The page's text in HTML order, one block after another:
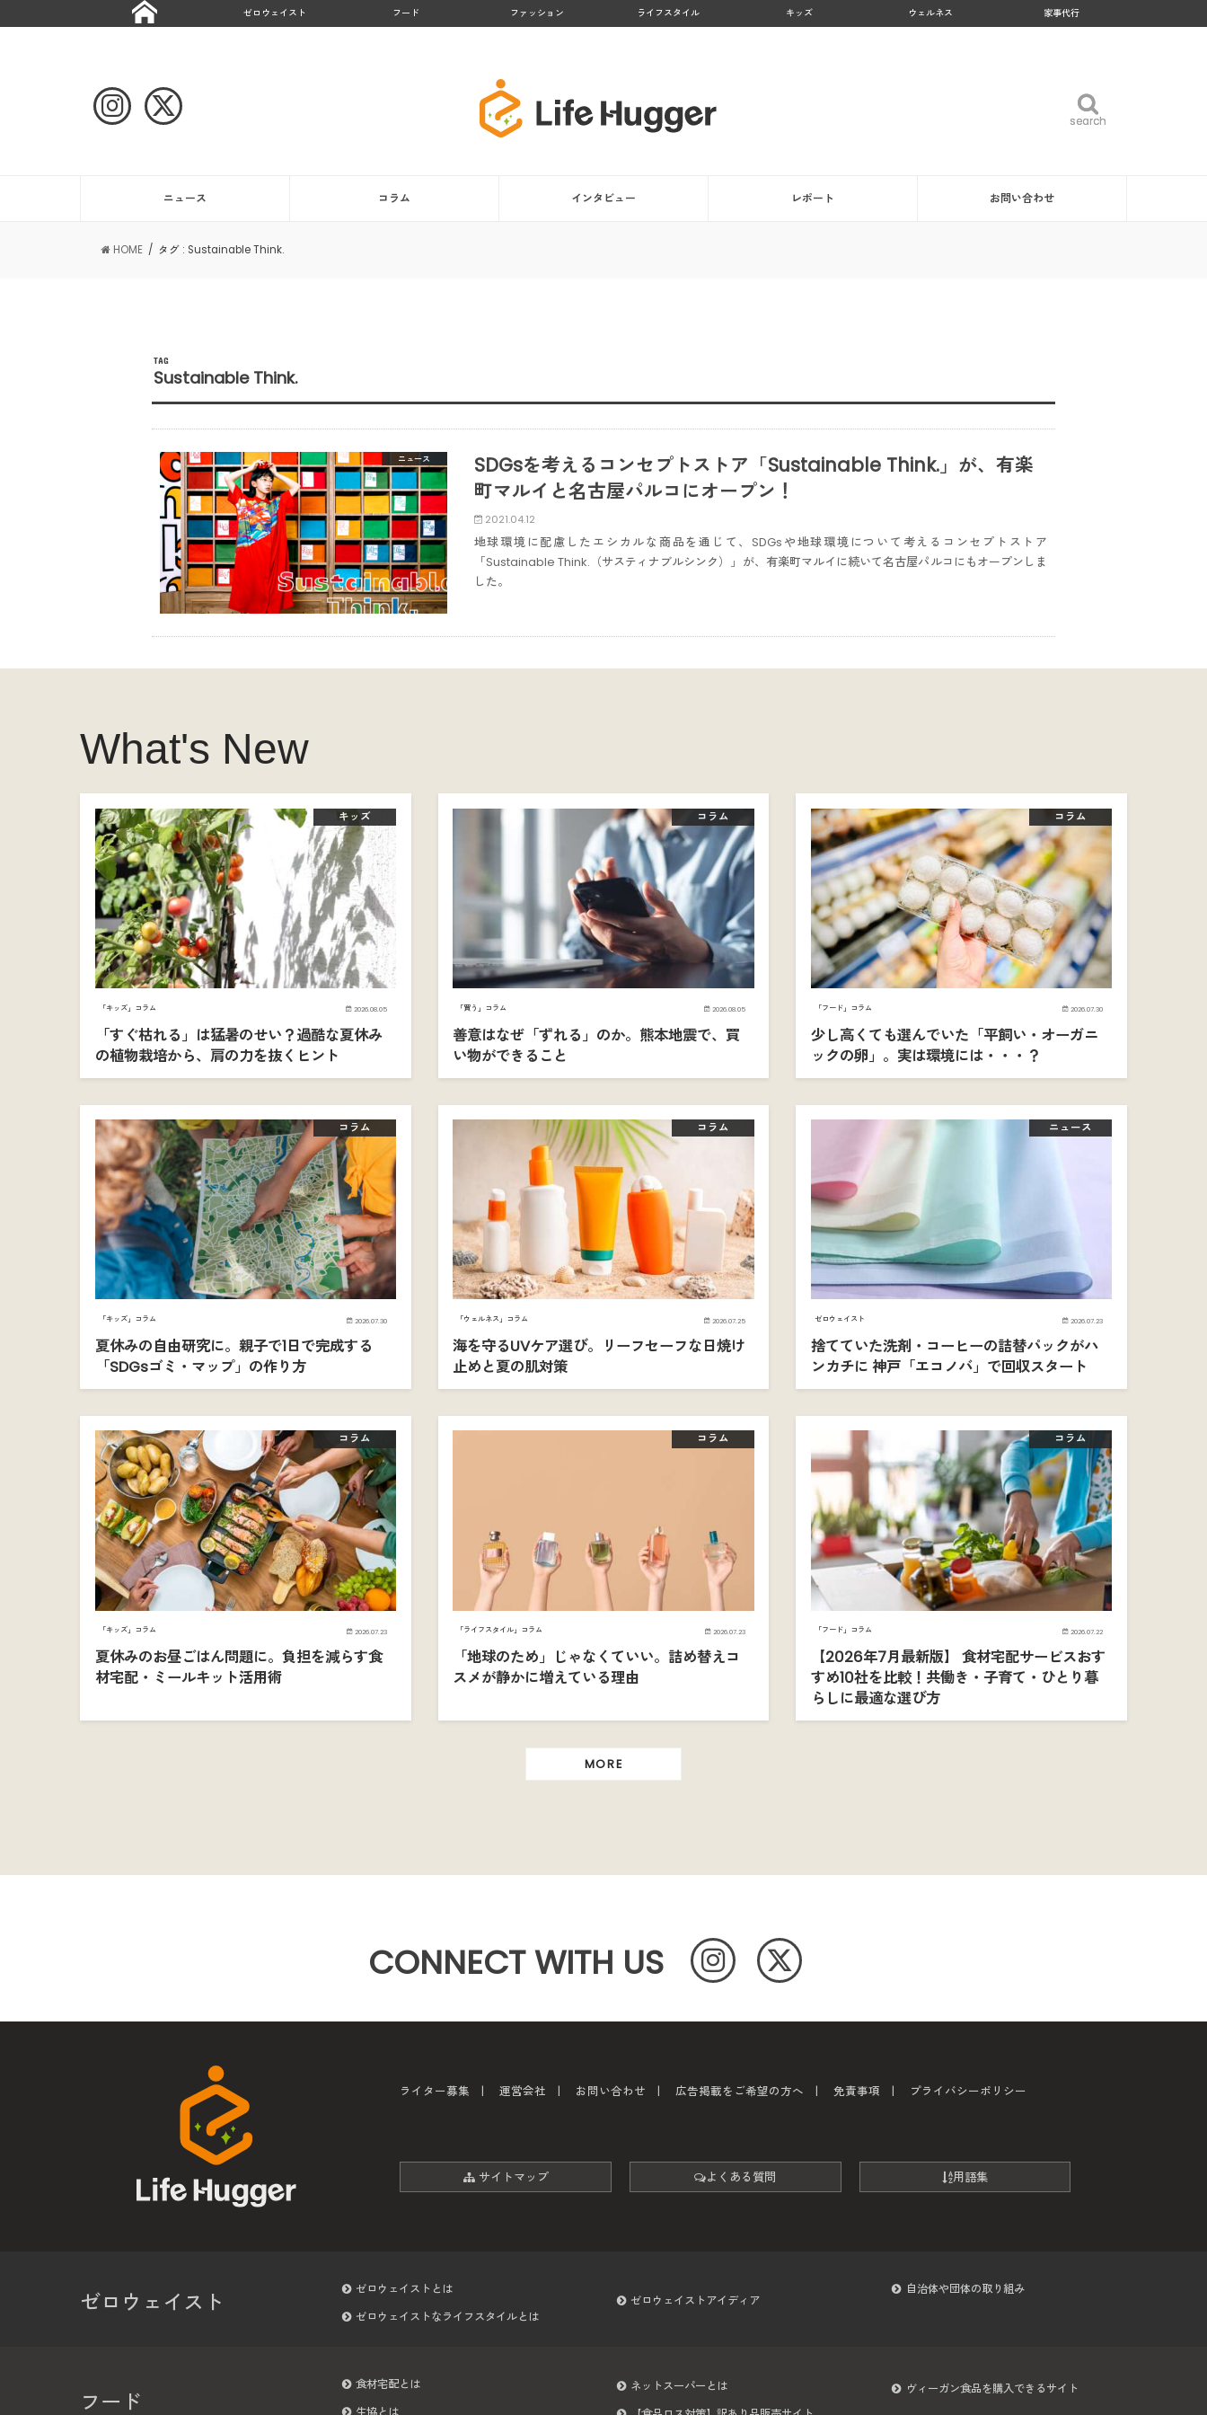
ゼロウェイスト フード ファッション ライフスタイル キッズ ウェルネス 家事代行
search
search
ニュース コラム インタビュー レポート お問い合わせ
HOME タグ : Sustainable Think.
TAG
Sustainable Think.
ニュース
SDGsを考えるコンセプトストア「Sustainable Think.」が、有楽
町マルイと名古屋パルコにオープン！
2021.04.12
地球環境に配慮したエシカルな商品を通じて、SDGsや地球環境について考えるコンセプトストア
「Sustainable Think.（サスティナブルシンク）」が、有楽町マルイに続いて名古屋パルコにもオープンしま
した。
What's New
キッズ
「キッズ」コラム 2026.08.05
「すぐ枯れる」は猛暑のせい？過酷な夏休み
の植物栽培から、肩の力を抜くヒント
コラム
「買う」コラム 2026.08.05
善意はなぜ「ずれる」のか。熊本地震で、買
い物ができること
コラム
「フード」コラム 2026.07.30
少し高くても選んでいた「平飼い・オーガニ
ックの卵」。実は環境には・・・？
コラム
「キッズ」コラム 2026.07.30
夏休みの自由研究に。親子で1日で完成する
「SDGsゴミ・マップ」の作り方
コラム
「ウェルネス」コラム 2026.07.25
海を守るUVケア選び。リーフセーフな日焼け
止めと夏の肌対策
ニュース
ゼロウェイスト 2026.07.23
捨てていた洗剤・コーヒーの詰替パックがハ
ンカチに 神戸「エコノバ」で回収スタート
コラム
「キッズ」コラム 2026.07.23
夏休みのお昼ごはん問題に。負担を減らす食
材宅配・ミールキット活用術
コラム
「ライフスタイル」コラム 2026.07.23
「地球のため」じゃなくていい。詰め替えコ
スメが静かに増えている理由
コラム
「フード」コラム 2026.07.22
【2026年7月最新版】 食材宅配サービスおす
すめ10社を比較！共働き・子育て・ひとり暮
らしに最適な選び方
MORE
CONNECT WITH US
ライター募集 運営会社 お問い合わせ 広告掲載をご希望の方へ 免責事項 プライバシーポリシー
サイトマップ よくある質問 用語集
ゼロウェイスト
ゼロウェイストとは
ゼロウェイストなライフスタイルとは
ゼロウェイストアイディア
自治体や団体の取り組み
フード
食材宅配とは
生協とは
ネットスーパーとは
ヴィーガン食品を購入できるサイト